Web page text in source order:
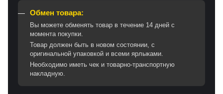
Обмен товара:
Вы можете обменять товар в течение 14 дней с
момента покупки.
Товар должен быть в новом состоянии, с
оригинальной упаковкой и всеми ярлыками.
Необходимо иметь чек и товарно-транспортную
накладную.